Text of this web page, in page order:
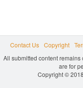
Contact Us Copyright
All submitted content
are for
Copyright ©